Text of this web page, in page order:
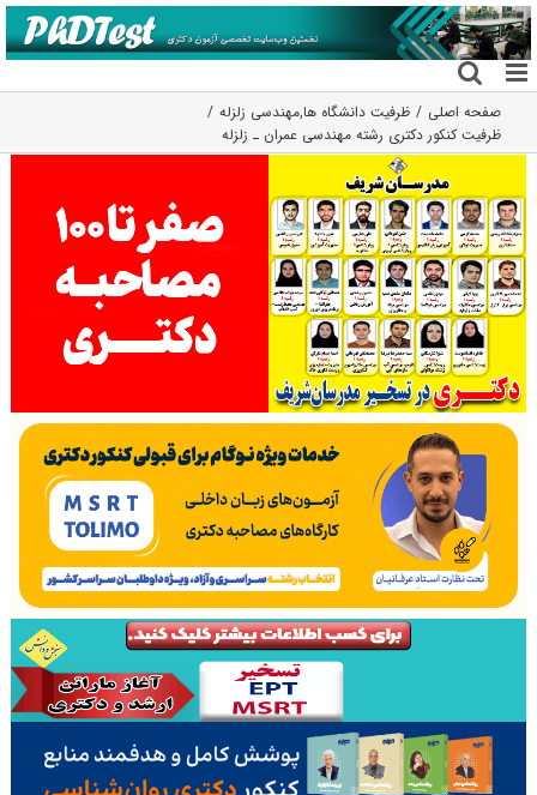
رفتن
به
محتوا
صفحه اصلی ظرفیت دانشگاه ها,مهندسی زلزله
ظرفیت کنکور دکتری رشته ﻣﻬﻨﺪسی ﻋﻤﺮان ـ زﻟﺰﻟﻪ